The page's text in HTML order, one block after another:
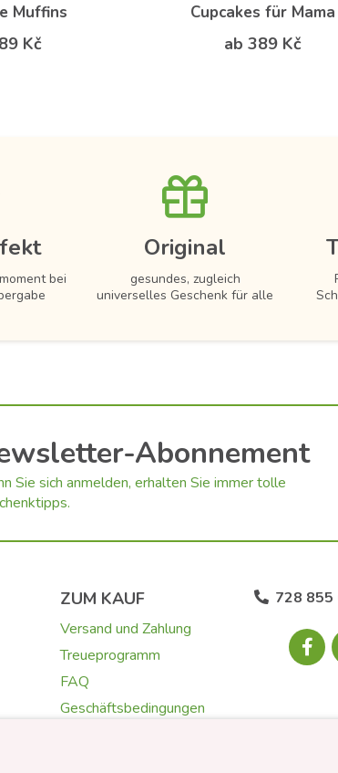
Muffins
Kč
Cupcakes für Mama
ab 389 Kč
bei
Original
gesundes, zugleich
universelles Geschenk für alle
Abonnement
Sie sich anmelden, erhalten Sie immer tolle
728 855
ZUM KAUF
Versand und Zahlung
Treueprogramm
FAQ
Geschäftsbedingungen